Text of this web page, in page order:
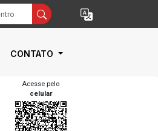
CONTATO
Acesse pelo
celular